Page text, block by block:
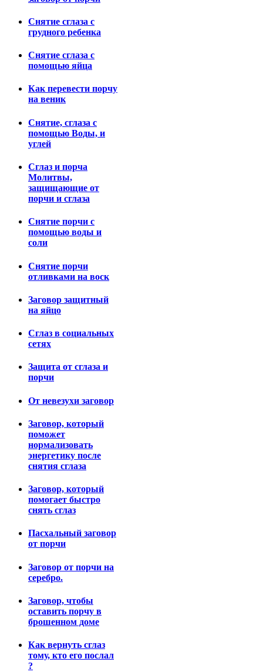
Снятие сглаза с
грудного ребенка
Снятие сглаза с
помощью яйца
Как перевести порчу
на веник
Снятие, сглаза с
помощью Воды, и
углей
Сглаз и порча
Молитвы,
защищающие от
порчи и сглаза
Снятие порчи с
помощью воды и
соли
Снятие порчи
отливками на воск
Заговор защитный
на яйцо
Сглаз в социальных
сетях
Защита от сглаза и
порчи
От невезухи заговор
Заговор, который
поможет
нормализовать
энергетику после
снятия сглаза
Заговор, который
помогает быстро
снять сглаз
Пасхальный заговор
от порчи
Заговор от порчи на
серебро.
Заговор, чтобы
оставить порчу в
брошенном доме
Как вернуть сглаз
тому, кто его послал
?